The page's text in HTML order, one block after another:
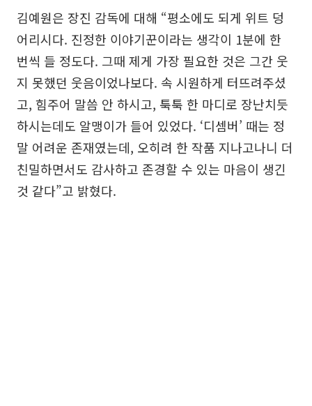
김예원은 장진 감독에 대해 “평소에도 되게 위트 덩
어리시다. 진정한 이야기꾼이라는 생각이 1분에 한
번씩 들 정도다. 그때 제게 가장 필요한 것은 그간 웃
지 못했던 웃음이었나보다. 속 시원하게 터뜨려주셨
고, 힘주어 말씀 안 하시고, 툭툭 한 마디로 장난치듯
하시는데도 알맹이가 들어 있었다. ‘디셈버’ 때는 정
말 어려운 존재였는데, 오히려 한 작품 지나고나니 더
친밀하면서도 감사하고 존경할 수 있는 마음이 생긴
것 같다”고 밝혔다.